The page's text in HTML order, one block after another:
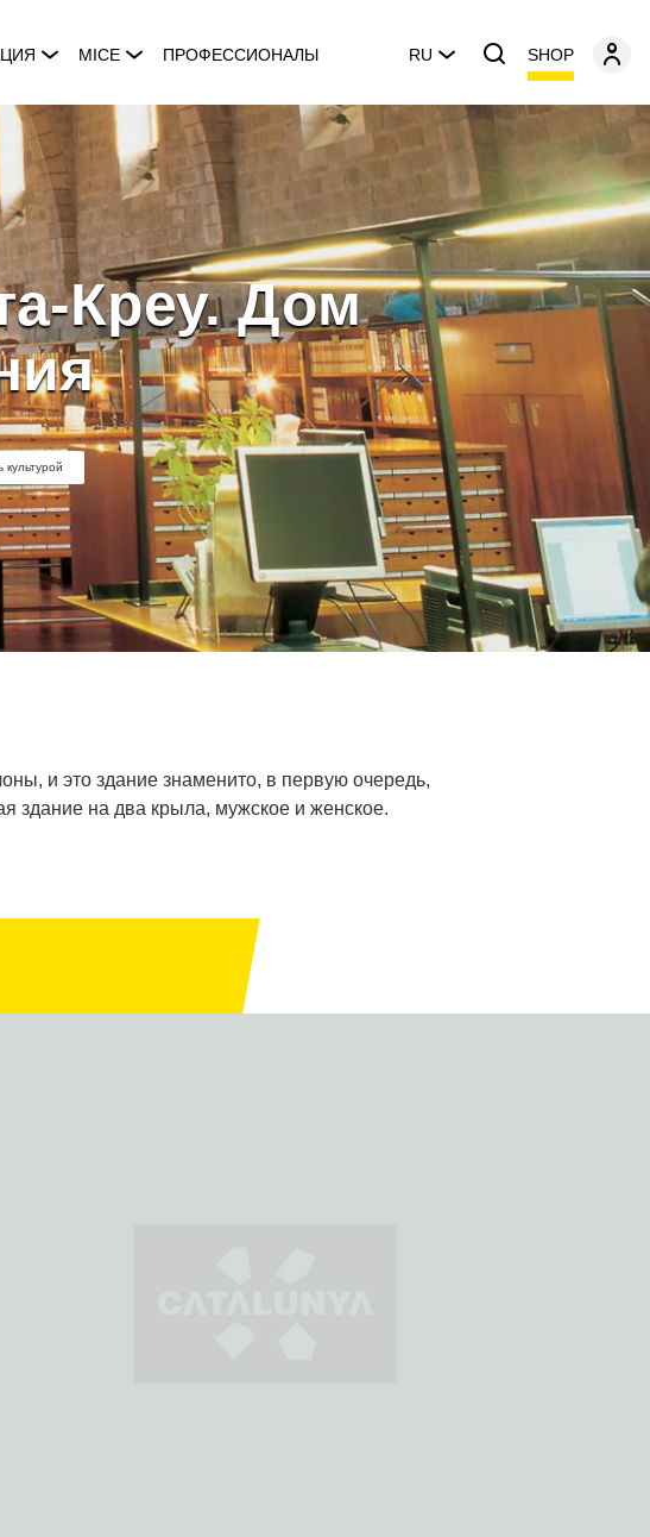
MICE ПРОФЕССИОНАЛЫ RU SHOP
Креу. Дом
культурой
и это здание знаменито, в первую очередь,
здание на два крыла, мужское и женское.